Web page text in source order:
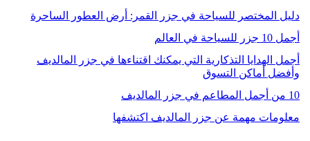
دليل المختصر للسياحة في جزر القمر: أرض العطور الساحرة
أجمل 10 جزر للسياحة في العالم
أجمل الهدايا التذكارية التي يمكنك اقتناءها في جزر المالديف
وأفضل أماكن التسوق
10 من أجمل المطاعم في جزر المالديف
معلومات مهمة عن جزر المالديف اكتشفها